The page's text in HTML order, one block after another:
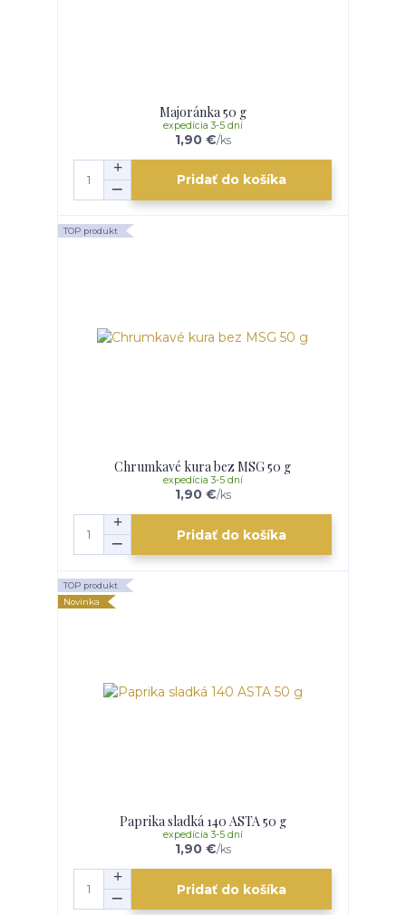
Majoránka 50 g
1,90 €/ks
expedícia 3-5 dní
Pridať do košíka
TOP produkt
Chrumkavé kura bez MSG 50 g
1,90 €/ks
expedícia 3-5 dní
Pridať do košíka
TOP produkt
Novinka
Paprika sladká 140 ASTA 50 g
1,90 €/ks
expedícia 3-5 dní
Pridať do košíka